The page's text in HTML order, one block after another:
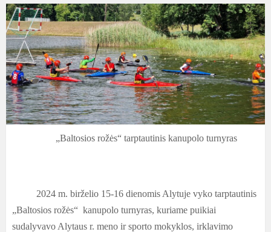
„Baltosios rožės“ tarptautinis kanupolo turnyras
2024 m. birželio 15-16 dienomis Alytuje vyko tarptautinis
„Baltosios rožės“ kanupolo turnyras, kuriame puikiai
sudalyvavo Alytaus r. meno ir sporto mokyklos, irklavimo